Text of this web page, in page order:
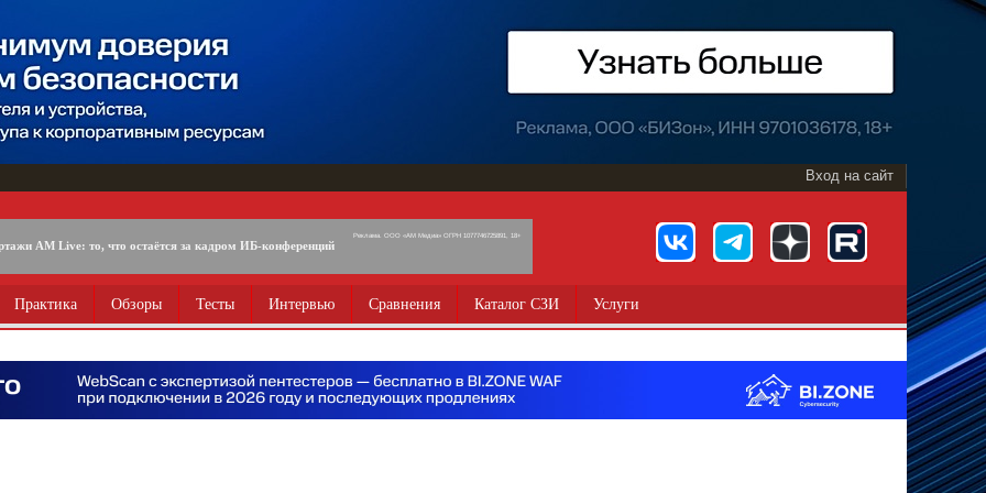
Вход на сайт
AM Live: то, что остаётся за кадром ИБ-конференций
Реклама. ООО «АМ Медиа» ОГРН 1077746725891, 18+
Практика Обзоры Тесты Интервью Сравнения Каталог СЗИ Услуги